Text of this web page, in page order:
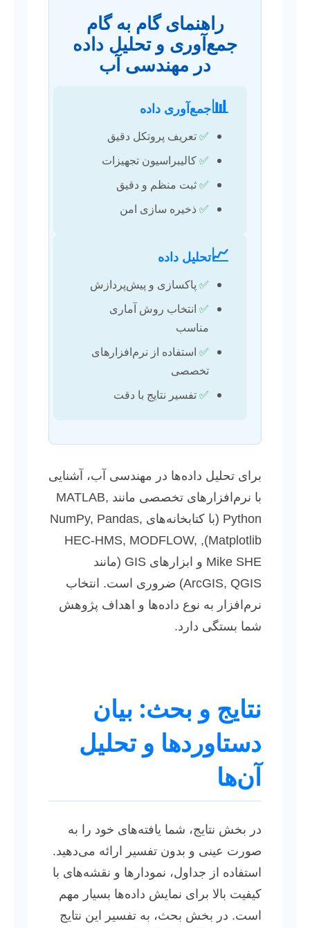
راهنمای گام به گام
جمع‌آوری و تحلیل داده
در مهندسی آب
📊 جمع‌آوری داده
✅تعریف پروتکل دقیق
✅کالیبراسیون تجهیزات
✅ثبت منظم و دقیق
✅ ذخیره سازی امن
📈تحلیل داده
✅ پاکسازی و پیش‌پردازش
✅ انتخاب روش آماری
مناسب
✅ استفاده از نرم‌افزارهای
تخصصی
✅تفسیر نتایج با دقت
برای تحلیل داده‌ها در مهندسی آب، آشنایی
با نرم‌افزارهای تخصصی مانند MATLAB,
Python (با کتابخانه‌های NumPy, Pandas,
Matplotlib), HEC-HMS, MODFLOW,
Mike SHE و ابزارهای GIS (مانند
ArcGIS, QGIS) ضروری است. انتخاب
نرم‌افزار به نوع داده‌ها و اهداف پژوهش
شما بستگی دارد.
نتایج و بحث: بیان
دستاوردها و تحلیل
آن‌ها
در بخش نتایج، شما یافته‌های خود را به
صورت عینی و بدون تفسیر ارائه می‌دهید.
استفاده از جداول، نمودارها و نقشه‌های با
کیفیت بالا برای نمایش داده‌ها بسیار مهم
است. در بخش بحث، به تفسیر این نتایج